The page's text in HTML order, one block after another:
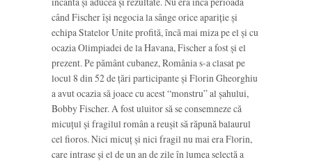
când Fischer îşi negocia la sânge orice apariţie şi
echipa Statelor Unite profită, încă mai miza pe el şi cu
ocazia Olimpiadei de la Havana, Fischer a fost şi el
prezent. Pe pământ cubanez, România s-a clasat pe
locul 8 din 52 de ţări participante şi Florin Gheorghiu
a avut ocazia să joace cu acest “monstru” al şahului,
Bobby Fischer. A fost uluitor să se consemneze că
micuţul şi fragilul român a reuşit să răpună balaurul
cel fioros. Nici micuţ şi nici fragil nu mai era Florin,
care intrase şi el de un an de zile în lumea selectă a